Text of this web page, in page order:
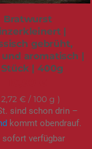
Bratwurst
|
gebrüht,
aromatisch |
Stück | 400g
2,72 €/ 100 g
sind schon drin –
kommt obendrauf.
sofort verfügbar